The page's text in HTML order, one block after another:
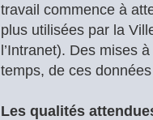
travail commence à
plus utilisées par la
l’Intranet). Des mises
temps, de ces
Les qualités